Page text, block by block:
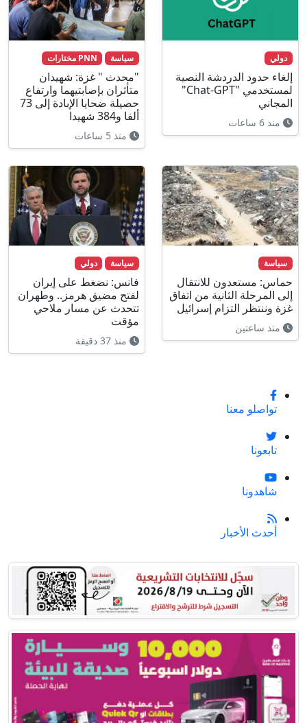
دولي
إلغاء حدود الدردشة النصية
لمستخدمي "Chat-GPT"
المجاني
منذ 6 ساعات
سياسة PNN مختارات
"محدث " غزة: شهيدان
متأثران بإصابتيهما وارتفاع
حصيلة ضحايا الإبادة إلى 73
ألفا و384 شهيدا
منذ 5 ساعات
سياسة
حماس: مستعدون للانتقال
إلى المرحلة الثانية من اتفاق
غزة وننتظر التزام إسرائيل
منذ ساعتين
سياسة دولي
فانس: نضغط على إيران
لفتح مضيق هرمز.. وطهران
تتحدث عن مسار ملاحي
مؤقت
منذ 37 دقيقة
تواصلو معنا
تابعونا
شاهدونا
أحدث الأخبار